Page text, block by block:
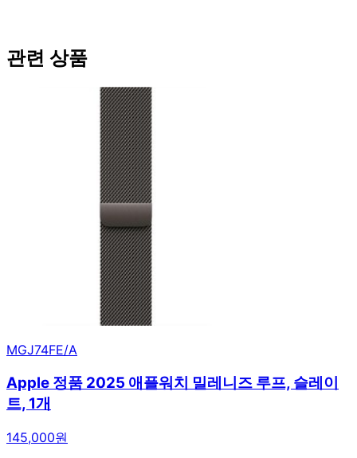
관련 상품
MGJ74FE/A
Apple 정품 2025 애플워치 밀레니즈 루프, 슬레이
트, 1개
145,000원